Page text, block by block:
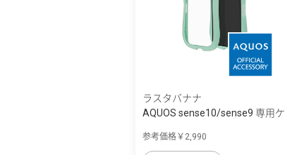
ラスタバナナ
AQUOS sense10/sense9 専用ケ
参考価格￥2,990